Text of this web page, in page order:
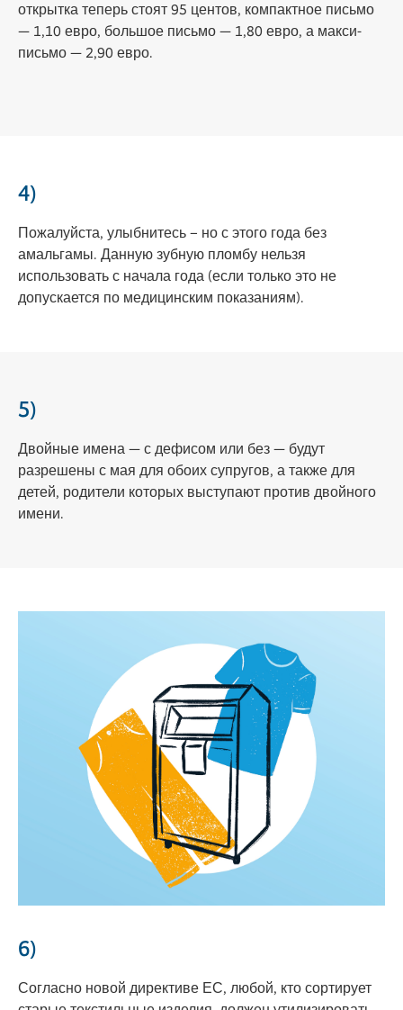
открытка теперь стоят 95 центов, компактное письмо
— 1,10 евро, большое письмо — 1,80 евро, а макси-
письмо — 2,90 евро.
4)
Пожалуйста, улыбнитесь – но с этого года без
амальгамы. Данную зубную пломбу нельзя
использовать с начала года (если только это не
допускается по медицинским показаниям).
5)
Двойные имена — с дефисом или без — будут
разрешены с мая для обоих супругов, а также для
детей, родители которых выступают против двойного
имени.
6)
Согласно новой директиве ЕС, любой, кто сортирует